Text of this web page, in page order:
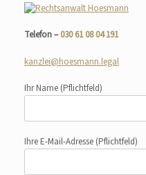
Telefon –030 61 08 04 191
kanzlei@hoesmann.legal
Ihr Name (Pflichtfeld)
Ihre E-Mail-Adresse (Pflichtfeld)